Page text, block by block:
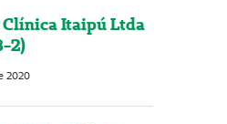
Itaipú Ltda
2)
2020